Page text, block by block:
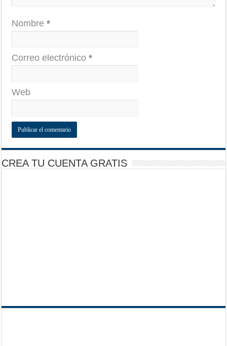
Nombre*
Correo electrónico*
Web
CREA TU CUENTA GRATIS